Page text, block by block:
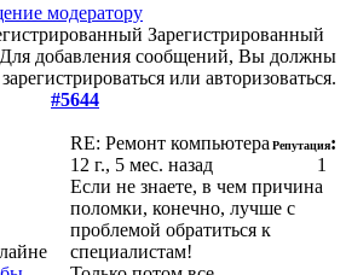
модератору
Зарегистрированный
Для добавления сообщений, Вы должны
зарегистрироваться или авторизоваться.
#5644
RE: Ремонт компьютера
12 г., 5 мес. назад
Репутация:
1
Если не знаете, в чем причина
поломки, конечно, лучше с
проблемой обратиться к
специалистам!